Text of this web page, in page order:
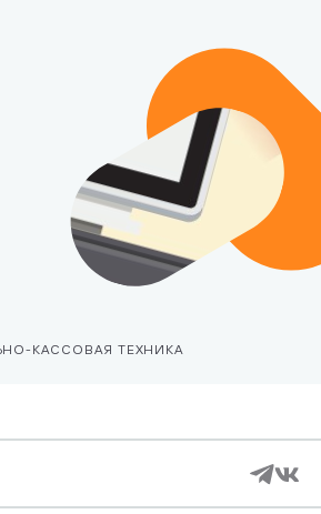
КАССОВАЯ ТЕХНИКА